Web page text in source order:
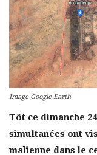
Image Google Earth
Tôt ce dimanche
simultanées ont
malienne dans le